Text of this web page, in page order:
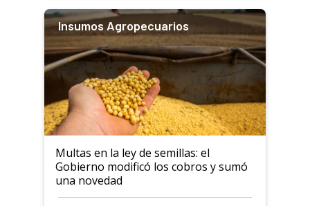
Insumos Agropecuarios
Multas en la ley de semillas: el
Gobierno modificó los cobros y sumó
una novedad